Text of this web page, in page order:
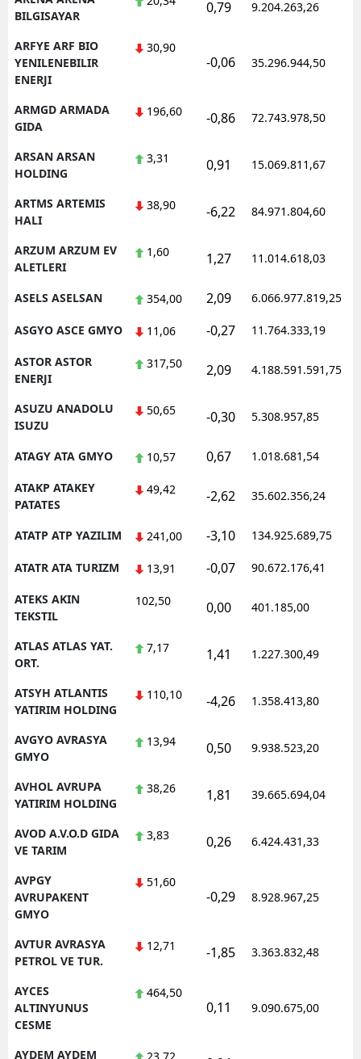
BILGISAYAR
0,79 9.204.263,26
ARFYE ARF BIO
YENILENEBILIR
ENERJI
30,90
-0,06 35.296.944,50
ARMGD ARMADA
GIDA
196,60 -0,86 72.743.978,50
ARSAN ARSAN
HOLDING
3,31 0,91 15.069.811,67
ARTMS ARTEMIS
HALI
38,90 -6,22 84.971.804,60
ARZUM ARZUM EV
ALETLERI
1,60 1,27 11.014.618,03
ASELS ASELSAN 354,00 2,09 6.066.977.819,25
ASGYO ASCE GMYO 11,06 -0,27 11.764.333,19
ASTOR ASTOR
ENERJI
317,50 2,09 4.188.591.591,75
ASUZU ANADOLU
ISUZU
50,65 -0,30 5.308.957,85
ATAGY ATA GMYO 10,57 0,67 1.018.681,54
ATAKP ATAKEY
PATATES
49,42 -2,62 35.602.356,24
ATATP ATP YAZILIM 241,00 -3,10 134.925.689,75
ATATR ATA TURIZM 13,91 -0,07 90.672.176,41
ATEKS AKIN
TEKSTIL
102,50 0,00 401.185,00
ATLAS ATLAS YAT.
ORT.
7,17 1,41 1.227.300,49
ATSYH ATLANTIS
YATIRIM HOLDING
110,10 -4,26 1.358.413,80
AVGYO AVRASYA
GMYO
13,94 0,50 9.938.523,20
AVHOL AVRUPA
YATIRIM HOLDING
38,26 1,81 39.665.694,04
AVOD A.V.O.D GIDA
VE TARIM
3,83 0,26 6.424.431,33
AVPGY
AVRUPAKENT
GMYO
51,60
-0,29 8.928.967,25
AVTUR AVRASYA
PETROL VE TUR.
12,71 -1,85 3.363.832,48
AYCES
ALTINYUNUS
CESME
464,50
0,11 9.090.675,00
AYDEM AYDEM